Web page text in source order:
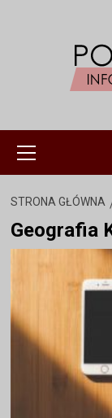
główne
STRONA GŁÓWNA
Geografia